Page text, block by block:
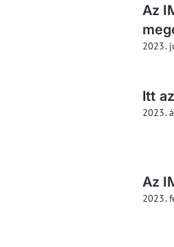
Az
2023.
Itt
2023.
Az
2023.